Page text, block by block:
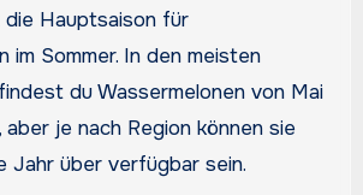
die Hauptsaison für
im Sommer. In den meisten
du Wassermelonen von Mai
je nach Region können sie
Jahr über verfügbar sein.